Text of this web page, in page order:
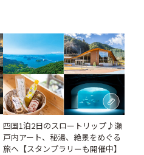
四国1泊2日のスロートリップ♪瀬
戸内アート、秘湯、絶景をめぐる
旅へ【スタンプラリーも開催中】